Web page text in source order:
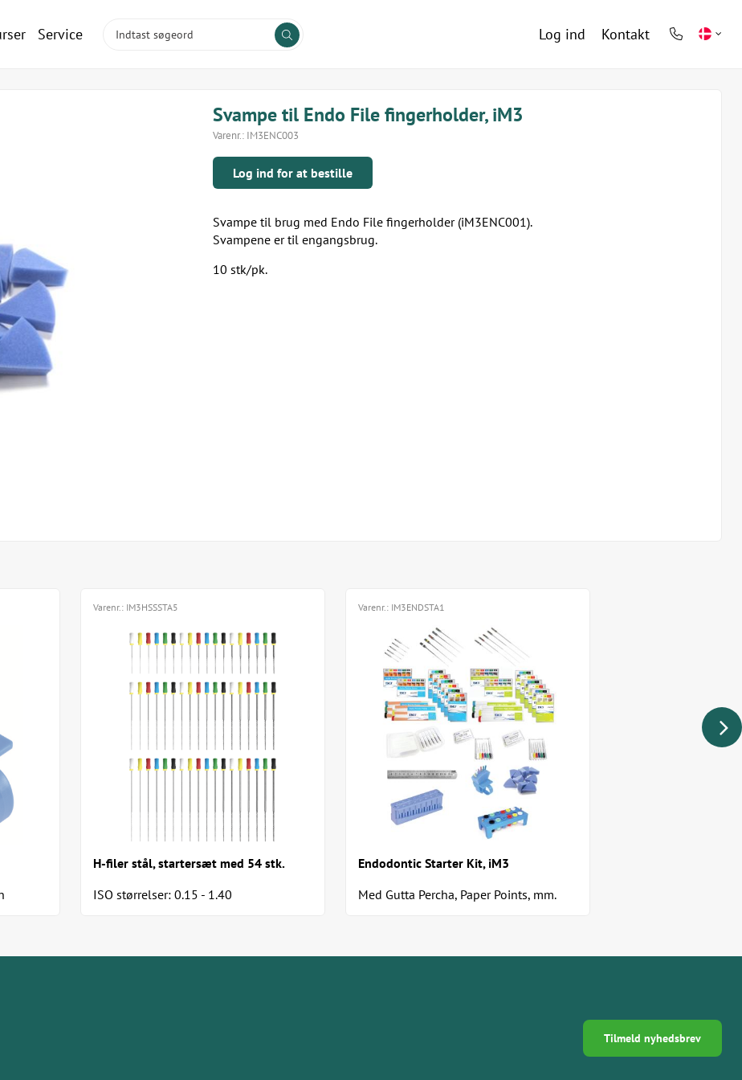
Service Log ind Kontakt
phone
Svampe til Endo File fingerholder, iM3
Varenr.: IM3ENC003
Log ind for at bestille
Svampe til brug med Endo File fingerholder (iM3ENC001).
Svampene er til engangsbrug.
10 stk/pk.
H-filer stål, startersæt med 54 stk.
ISO størrelser: 0.15 - 1.40
Varenr.: IM3HSSSTA5
Endodontic Starter Kit, iM3
Med Gutta Percha, Paper Points, mm.
Varenr.: IM3ENDSTA1
Tilmeld nyhedsbrev